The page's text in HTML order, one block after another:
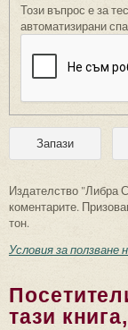
Този въпрос е за
автоматизирани
Издателство "Либра
коментарите.
тон.
Условия за
тази